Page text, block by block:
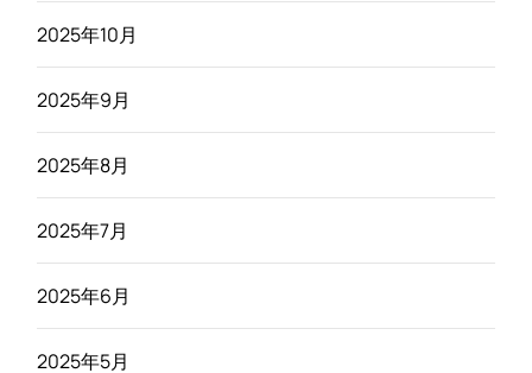
2025年10月
2025年9月
2025年8月
2025年7月
2025年6月
2025年5月